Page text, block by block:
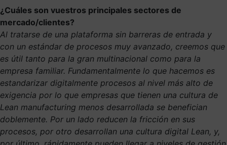
¿Cuáles son vuestros principales sectores de
mercado/clientes?
Al tratarse de una plataforma sin barreras de entrada y
con un estándar de procesos muy avanzado, creemos que
es útil tanto para la gran multinacional como para la
empresa familiar. Fundamentalmente lo que hacemos es
estandarizar digitalmente procesos al nivel más alto de
exigencia por lo que empresas que tienen una cultura de
Lean manufacturing menos desarrollada se benefician
doblemente. Por un lado reducen la fricción en sus
procesos, por otro desarrollan una cultura digital Lean, y,